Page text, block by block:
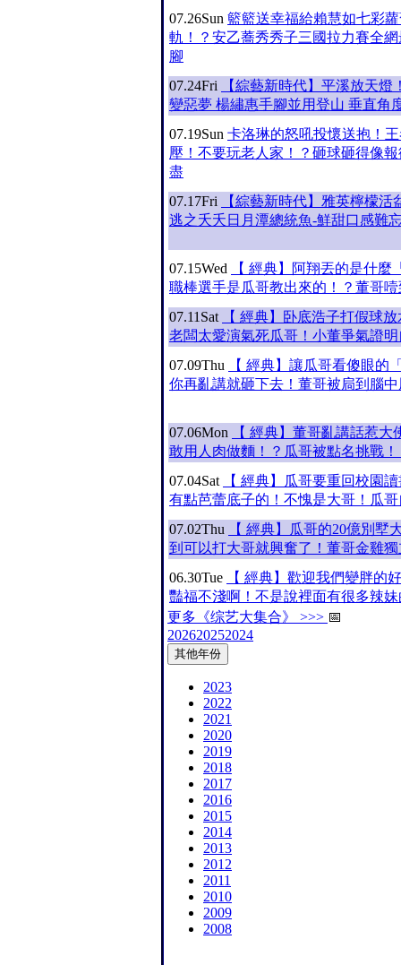
07.26Sun 籃籃送幸福給賴慧如七彩
軌！？安乙蕎秀秀子三國拉力賽全
腳
07.24Fri
【綜藝新時代】平溪放天燈
變惡夢 楊繡惠手腳並用登山 垂直角
07.19Sun 卡洛琳的怒吼投懷送抱！
壓！不要玩老人家！？砸球砸得像
盡
07.17Fri
【綜藝新時代】雅英檸檬活
逃之夭夭日月潭總統魚-鮮甜口感難
07.15Wed
【 經典】阿翔丟的是什麼
職棒選手是瓜哥教出來的！？董哥
07.11Sat
【 經典】卧底浩子打假球
老闆太愛演氣死瓜哥！小董爭氣證
07.09Thu
【 經典】讓瓜哥看傻眼的
你再亂講就砸下去！董哥被扃到腦
07.06Mon
【 經典】董哥亂講話惹大
敢用人肉做麵！？瓜哥被點名挑戰！
07.04Sat
【 經典】瓜哥要重回校園
有點芭蕾底子的！不愧是大哥！瓜
07.02Thu
【 經典】瓜哥的20億別墅
到可以打大哥就興奮了！董哥金雞
06.30Tue
【 經典】歡迎我們變胖的
豔福不淺啊！不是說裡面有很多辣
更多《综艺大集合》 >>> 📅
202620252024
其他年份
2023
2022
2021
2020
2019
2018
2017
2016
2015
2014
2013
2012
2011
2010
2009
2008